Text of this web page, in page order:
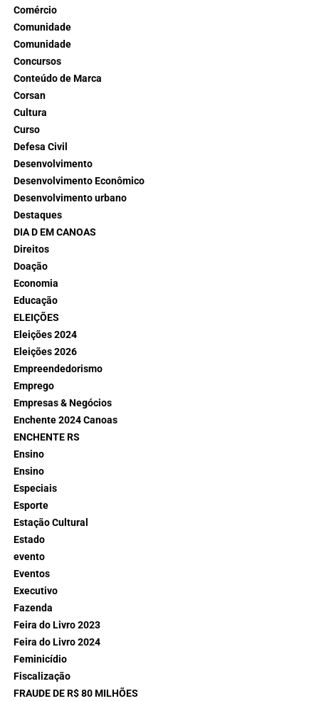
Comércio
Comunidade
Comunidade
Concursos
Conteúdo de Marca
Corsan
Cultura
Curso
Defesa Civil
Desenvolvimento
Desenvolvimento Econômico
Desenvolvimento urbano
Destaques
DIA D EM CANOAS
Direitos
Doação
Economia
Educação
ELEIÇÕES
Eleições 2024
Eleições 2026
Empreendedorismo
Emprego
Empresas & Negócios
Enchente 2024 Canoas
ENCHENTE RS
Ensino
Ensino
Especiais
Esporte
Estação Cultural
Estado
evento
Eventos
Executivo
Fazenda
Feira do Livro 2023
Feira do Livro 2024
Feminicídio
Fiscalização
FRAUDE DE R$ 80 MILHÕES